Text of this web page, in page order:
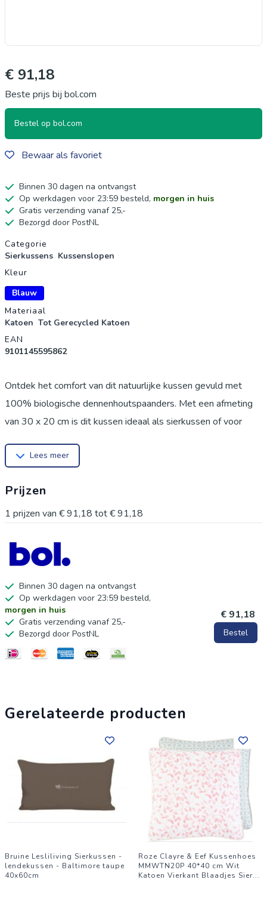
€ 91,18
Beste prijs bij bol.com
Bestel op bol.com
Bewaar als favoriet
Binnen 30 dagen na ontvangst
Op werkdagen voor 23:59 besteld, morgen in huis
Gratis verzending vanaf 25,-
Bezorgd door PostNL
Productgegevens
Categorie
Sierkussens Kussenslopen
Kleur
Blauw
Materiaal
Katoen Tot Gerecycled Katoen
EAN
9101145595862
Ontdek het comfort van dit natuurlijke kussen gevuld met
100% biologische dennenhoutspaanders. Met een afmeting
van 30 x 20 cm is dit kussen ideaal als sierkussen of voor
blauwe flanel (100% katoen) en de binnenhoes van bio-tijk
ritssluiting, waardoor u de vulling eenvoudig kunt verfrissen of
bijvullen. De vulling bestaat uit zuivere dennenhoutspaanders
gram. Gemaakt in Duitsland. Een natuurlijk en duurzaam
product.
Lees meer
Prijzen
1 prijzen van € 91,18 tot€ 91,18
Binnen 30 dagen na ontvangst
Op werkdagen voor 23:59 besteld,
morgen in huis
Gratis verzending vanaf 25,-
Bezorgd door PostNL
€ 91,18
Bestel
Gerelateerde producten
Bruine Lesliliving Sierkussen -
lendekussen - Baltimore taupe
40x60cm
Roze Clayre & Eef Kussenhoes
MMWTN20P 40*40 cm Wit
Katoen Vierkant Blaadjes Sier...